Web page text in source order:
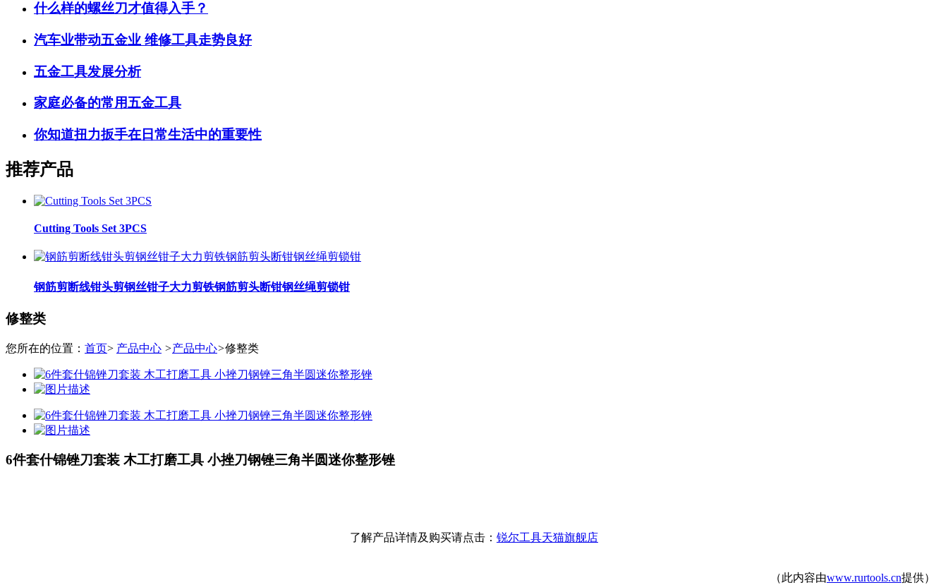
什么样的螺丝刀才值得入手？
汽车业带动五金业 维修工具走势良好
五金工具发展分析
家庭必备的常用五金工具
你知道扭力扳手在日常生活中的重要性
推荐产品
Cutting Tools Set 3PCS
钢筋剪断线钳头剪钢丝钳子大力剪铁钢筋剪头断钳钢丝绳剪锁钳
修整类
您所在的位置： 首页> 产品中心 >产品中心>修整类
6件套什锦锉刀套装 木工打磨工具 小挫刀钢锉三角半圆迷你整形锉
了解产品详情及购买请点击： 锐尔工具天猫旗舰店
（此内容由www.rurtools.cn提供）